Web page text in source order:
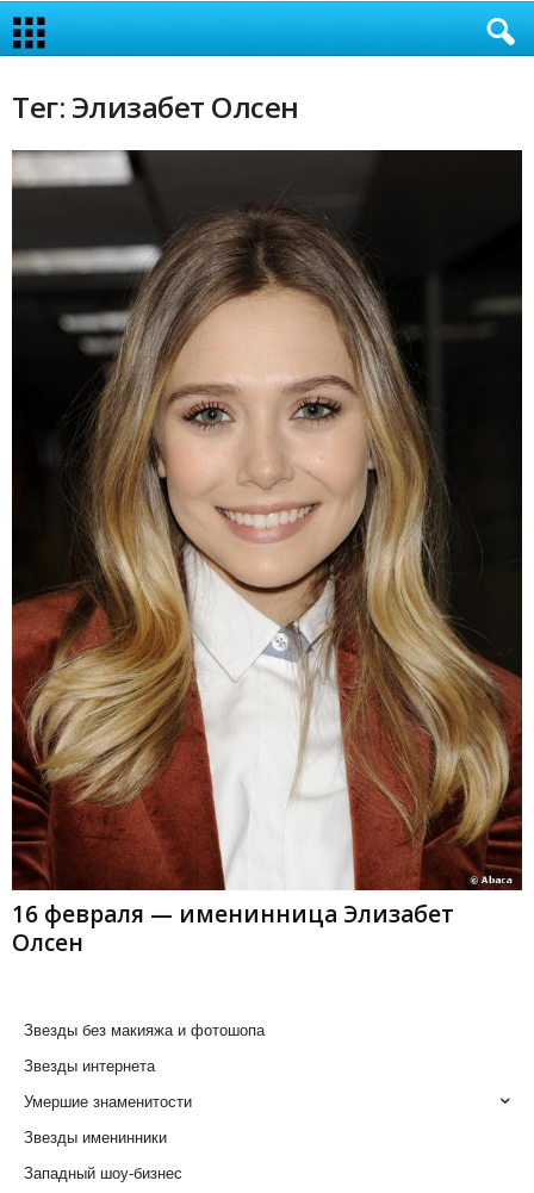
Тег: Элизабет Олсен
16 февраля — именинница Элизабет
Олсен
Звезды без макияжа и фотошопа
Звезды интернета
Умершие знаменитости
Звезды именинники
Западный шоу-бизнес